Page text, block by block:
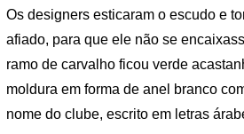
Os designers esticaram o escudo e
afiado, para que ele não se
ramo de carvalho ficou verde
moldura em forma de anel branco
nome do clube, escrito em letras